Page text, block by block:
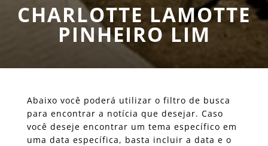
CHARLOTTE LAMOTTE
PINHEIRO LIM
Abaixo você poderá utilizar o filtro de busca
para encontrar a notícia que desejar. Caso
você deseje encontrar um tema específico em
uma data específica, basta incluir a data e o